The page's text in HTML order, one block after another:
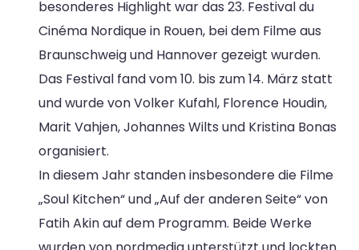
besonderes Highlight war das 23. Festival du
Cinéma Nordique in Rouen, bei dem Filme aus
Braunschweig und Hannover gezeigt wurden.
Das Festival fand vom 10. bis zum 14. März statt
und wurde von Volker Kufahl, Florence Houdin,
Marit Vahjen, Johannes Wilts und Kristina Bonas
organisiert.
In diesem Jahr standen insbesondere die Filme
„Soul Kitchen“ und „Auf der anderen Seite“ von
Fatih Akin auf dem Programm. Beide Werke